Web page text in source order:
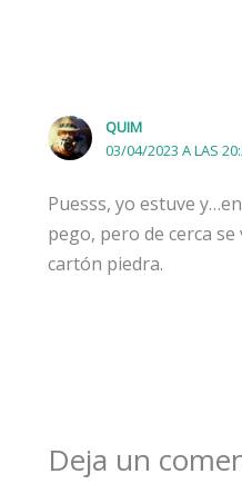
QUIM
03/04/2023 A LAS
Puesss, yo estuve
pego, pero de cerca
cartón piedra.
Deja un